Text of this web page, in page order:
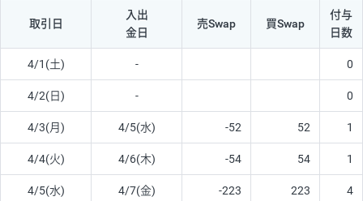
取引日
入出
金日
売Swap 買Swap
付与
日数
4/1(土) - 0
4/2(日) - 0
4/3(月) 4/5(水) -52 52 1
4/4(火) 4/6(木) -54 54 1
4/5(水) 4/7(金) -223 223 4